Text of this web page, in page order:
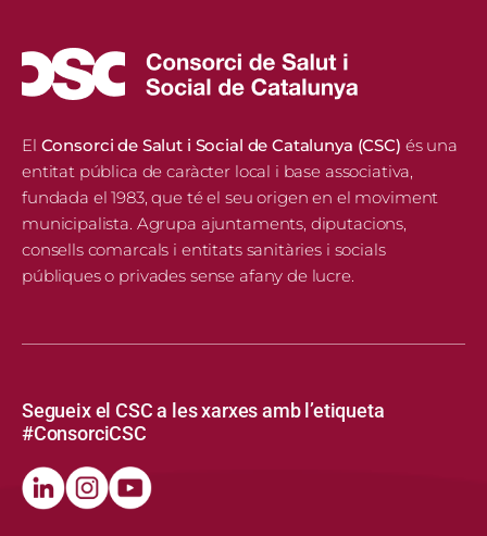
El Consorci de Salut i Social de Catalunya (CSC) és una
entitat pública de caràcter local i base associativa,
fundada el 1983, que té el seu origen en el moviment
municipalista. Agrupa ajuntaments, diputacions,
consells comarcals i entitats sanitàries i socials
públiques o privades sense afany de lucre.
Segueix el CSC a les xarxes amb l’etiqueta
#ConsorciCSC